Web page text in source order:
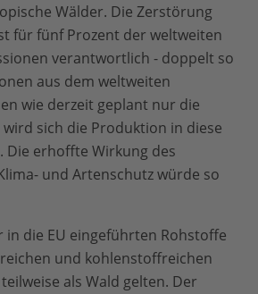
Wälder. Die Zerstörung
für fünf Prozent der weltweiten
verantwortlich - doppelt so
aus dem weltweiten
wie derzeit geplant nur die
sich die Produktion in diese
Die erhoffte Wirkung des
und Artenschutz würde so
in die EU eingeführten Rohstoffe
und kohlenstoffreichen
als Wald gelten. Der